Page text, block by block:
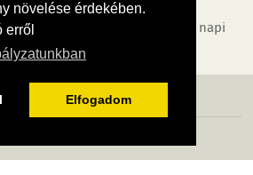
növelése érdekében.
erről
Elfogadom
Hírek, programok, képek, napi
ami Rábaköz
IMPRESSZUM RÓLUNK